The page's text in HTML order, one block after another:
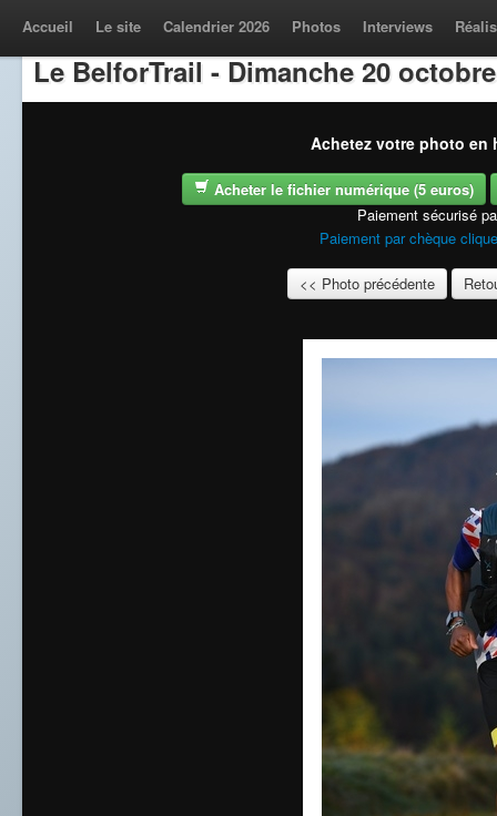
Accueil Le site Calendrier 2026 Photos Interviews
Le BelforTrail - Dimanche 20
Achetez votre photo en
Acheter le fichier numérique (5 euros)
Paiement sécurisé
Paiement par chèque
<< Photo précédente